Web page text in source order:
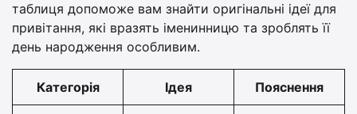
таблиця допоможе вам знайти оригінальні ідеї для
привітання, які вразять іменинницю та зроблять її
день народження особливим.
Категорія Ідея Пояснення